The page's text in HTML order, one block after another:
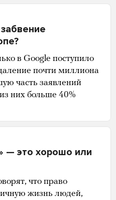
в Google поступило
почти миллиона
часть заявлений
них больше 40%
— это хорошо или
что право
жизнь людей,